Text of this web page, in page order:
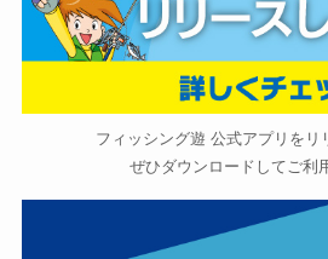
フィッシング遊 公式アプリをリ
ぜひダウンロードしてご利